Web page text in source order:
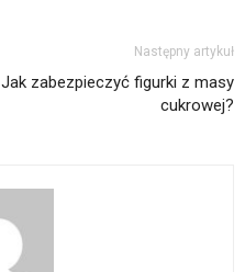
Następny artykuł
Jak zabezpieczyć figurki z masy
cukrowej?